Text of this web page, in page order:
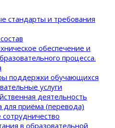
стандарты и требования
обеспечение и
процеcса.
поддержки обучающихся
услуги
деятельность
для приёма (перевода)
в образовательной